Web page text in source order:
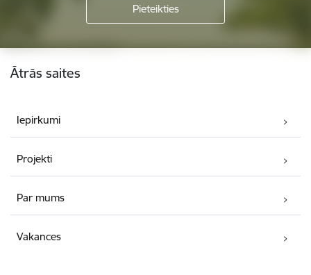
Kājene
Ātrās saites
Iepirkumi
Projekti
Par mums
Vakances